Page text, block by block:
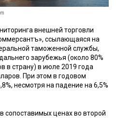
внешней торговли
ссылающаяся на
таможенной службы,
зарубежья (около 80%
в страну) в июле 2019 года
При этом в годовом
несмотря на падение на 6,5%
сопоставимых ценах во второй